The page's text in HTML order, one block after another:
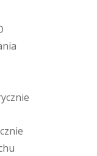
nia
ycznie
cznie
hu